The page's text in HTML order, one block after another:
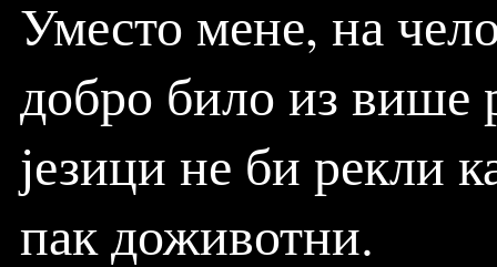
Уместо мене, на
добро било из више
језици не би рекли
пак доживотни.